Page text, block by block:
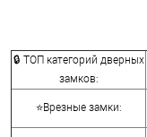
🔒 ТОП категорий дверных
замков:
⭐Врезные замки: